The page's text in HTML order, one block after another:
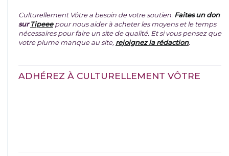
Culturellement Vôtre a besoin de votre soutien. Faites un don
surTipeeepour nous aider à acheter les moyens et le temps
nécessaires pour faire un site de qualité. Et si vous pensez que
votre plume manque au site, rejoignez la rédaction.
ADHÉREZ À CULTURELLEMENT VÔTRE